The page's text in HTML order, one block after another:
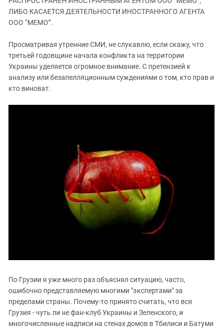
ЗАСТАВЛЯЕТ
КАВКАЗ ЗА ПАЛЕСТИНУ
МОБИЛИЗАЦИЯ И ПРОТЕСТЫ
Дагестан
Ингушетия
Калмыкия
Карачаево-Черкесия
Краснодарский край
Северная Осетия - Алания
Ставропольский край
ЛИБО КАСАЕТСЯ ДЕЯТЕЛЬНОСТИ ИНОСТРАННОГО АГЕНТА
ООО “МЕМО”.
Просматривая утренние СМИ, не слукавлю, если скажу, что
третьей годовщине начала конфликта на территории
Украины уделяется огромное внимание. С претензией к
анализу или безапелляционным суждениями о том, кто прав и
кто виноват.
По Грузии я уже много раз объяснял ситуацию, часто,
ошибочно представляемую многими "экспертами" за
пределами страны. Почему-то принято считать, что вся
Грузия - чуть ли не фан-клуб Украины и Зеленского, и
многочисленные надписи на стенах домов в Тбилиси и Батуми